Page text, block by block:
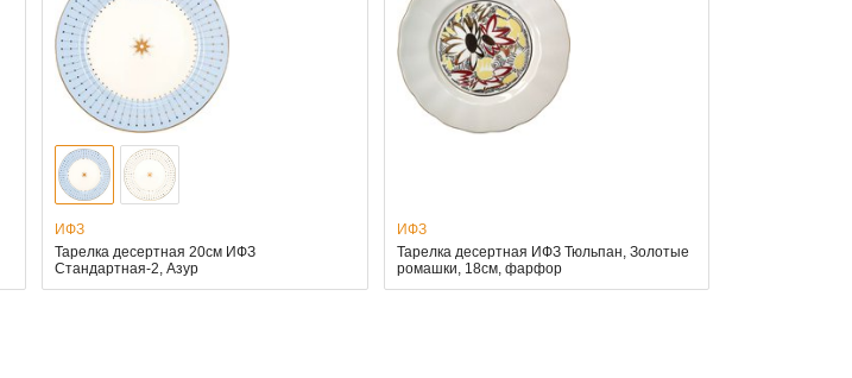
ИФЗ
Тарелка десертная 20см ИФЗ
Стандартная-2, Азур
ИФЗ
Тарелка десертная ИФЗ Тюльпан, Золотые
ромашки, 18см, фарфор